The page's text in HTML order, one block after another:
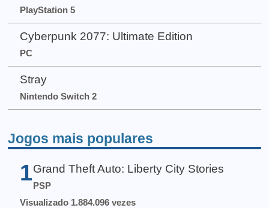
PlayStation 5
Cyberpunk 2077: Ultimate Edition
PC
Stray
Nintendo Switch 2
Jogos mais populares
1 Grand Theft Auto: Liberty City Stories
PSP
Visualizado 1.884.096 vezes